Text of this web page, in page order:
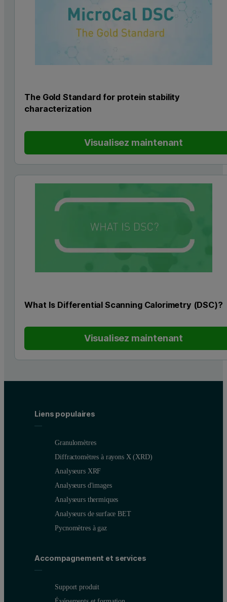
The Gold Standard for protein stability
characterization
Visualisez maintenant
What Is Differential Scanning Calorimetry (DSC)?
Visualisez maintenant
Liens populaires
Granulomètres
Diffractomètres à rayons X (XRD)
Analyseurs XRF
Analyseurs d'images
Analyseurs thermiques
Analyseurs de surface BET
Pycnomètres à gaz
Accompagnement et services
Support produit